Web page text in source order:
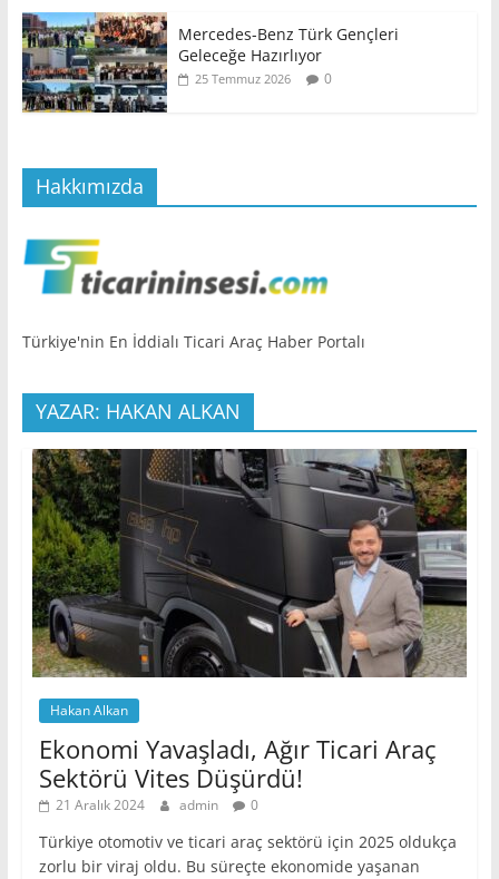
Mercedes-Benz Türk Gençleri
Geleceğe Hazırlıyor
25 Temmuz 2026 0
Hakkımızda
Türkiye'nin En İddialı Ticari Araç Haber Portalı
YAZAR: HAKAN ALKAN
Hakan Alkan
Ekonomi Yavaşladı, Ağır Ticari Araç
Sektörü Vites Düşürdü!
21 Aralık 2024 admin 0
Türkiye otomotiv ve ticari araç sektörü için 2025 oldukça
zorlu bir viraj oldu. Bu süreçte ekonomide yaşanan